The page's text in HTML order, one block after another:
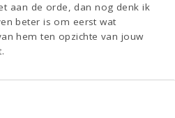
aan de orde, dan nog denk ik
beter is om eerst wat
hem ten opzichte van jouw